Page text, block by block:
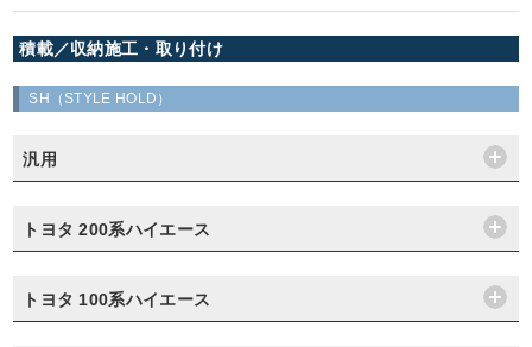
積載／収納施工・取り付け
SH（STYLE HOLD）
汎用
トヨタ 200系ハイエース
トヨタ 100系ハイエース